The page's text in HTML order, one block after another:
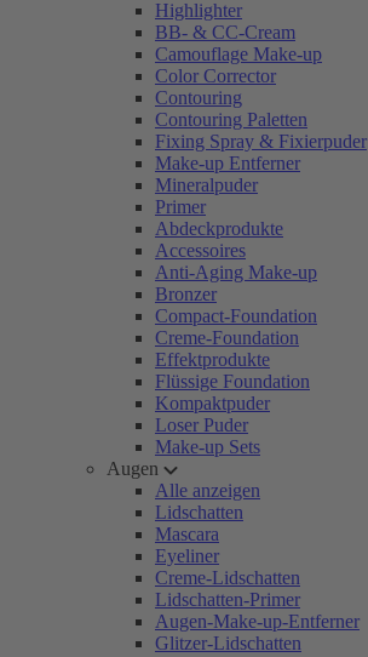
Highlighter
BB- & CC-Cream
Camouflage Make-up
Color Corrector
Contouring
Contouring Paletten
Fixing Spray & Fixierpuder
Make-up Entferner
Mineralpuder
Primer
Abdeckprodukte
Accessoires
Anti-Aging Make-up
Bronzer
Compact-Foundation
Creme-Foundation
Effektprodukte
Flüssige Foundation
Kompaktpuder
Loser Puder
Make-up Sets
Augen
Alle anzeigen
Lidschatten
Mascara
Eyeliner
Creme-Lidschatten
Lidschatten-Primer
Augen-Make-up-Entferner
Glitzer-Lidschatten